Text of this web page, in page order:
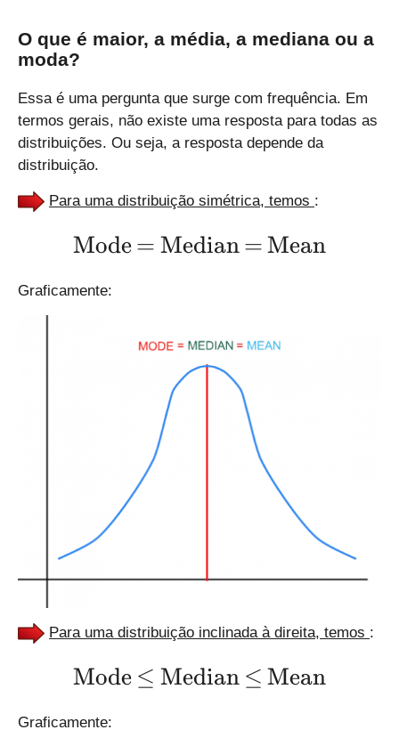
2
2
O que é maior, a média, a mediana ou a
moda?
Essa é uma pergunta que surge com frequência. Em
termos gerais, não existe uma resposta para todas as
distribuições. Ou seja, a resposta depende da
distribuição.
Para uma distribuição simétrica, temos :
\Large \text{Mode} =
Mode= Median =Mean
Graficamente:
Para uma distribuição inclinada à direita, temos :
\Large \text{Mode} \le
Mode ≤ Median ≤ Mean
Graficamente: